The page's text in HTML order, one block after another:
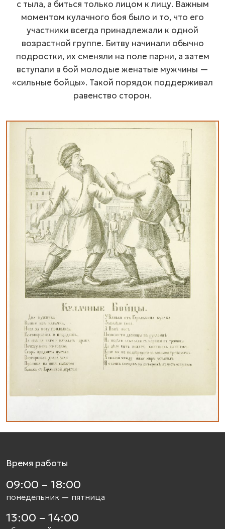
с тыла, а биться только лицом к лицу. Важным
моментом кулачного боя было и то, что его
участники всегда принадлежали к одной
возрастной группе. Битву начинали обычно
подростки, их сменяли на поле парни, а затем
вступали в бой молодые женатые мужчины —
«сильные бойцы». Такой порядок поддерживал
равенство сторон.
Время работы
09:00 – 18:00
понедельник — пятница
13:00 – 14:00